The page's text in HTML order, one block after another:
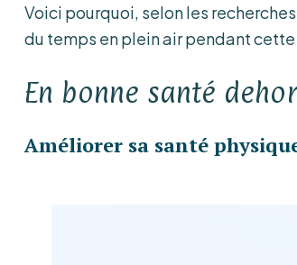
Voici pourquoi, selon les
du temps en plein air pendant
En bonne santé
Améliorer sa santé